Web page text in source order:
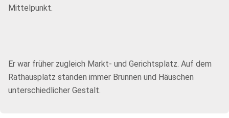
Mittelpunkt.
Er war früher zugleich Markt- und Gerichtsplatz. Auf dem
Rathausplatz standen immer Brunnen und Häuschen
unterschiedlicher Gestalt.